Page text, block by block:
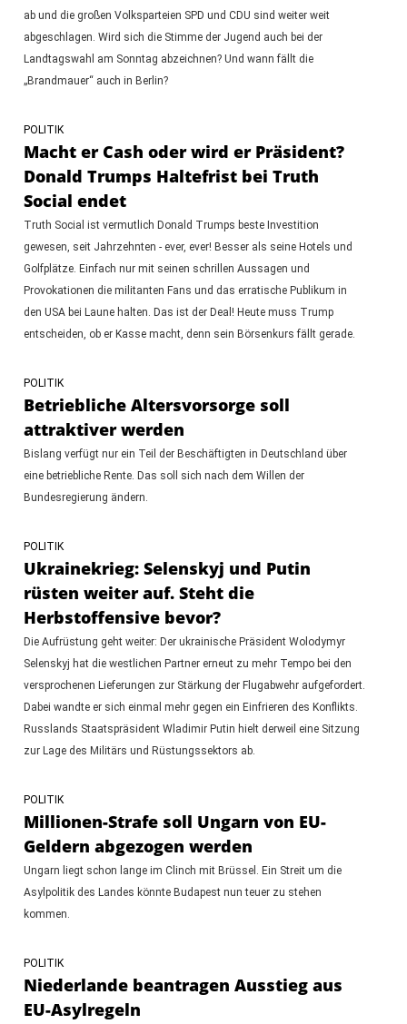
ab und die großen Volksparteien SPD und CDU sind weiter weit
abgeschlagen. Wird sich die Stimme der Jugend auch bei der
Landtagswahl am Sonntag abzeichnen? Und wann fällt die
„Brandmauer“ auch in Berlin?
POLITIK
Macht er Cash oder wird er Präsident?
Donald Trumps Haltefrist bei Truth
Social endet
Truth Social ist vermutlich Donald Trumps beste Investition
gewesen, seit Jahrzehnten - ever, ever! Besser als seine Hotels und
Golfplätze. Einfach nur mit seinen schrillen Aussagen und
Provokationen die militanten Fans und das erratische Publikum in
den USA bei Laune halten. Das ist der Deal! Heute muss Trump
entscheiden, ob er Kasse macht, denn sein Börsenkurs fällt gerade.
POLITIK
Betriebliche Altersvorsorge soll
attraktiver werden
Bislang verfügt nur ein Teil der Beschäftigten in Deutschland über
eine betriebliche Rente. Das soll sich nach dem Willen der
Bundesregierung ändern.
POLITIK
Ukrainekrieg: Selenskyj und Putin
rüsten weiter auf. Steht die
Herbstoffensive bevor?
Die Aufrüstung geht weiter: Der ukrainische Präsident Wolodymyr
Selenskyj hat die westlichen Partner erneut zu mehr Tempo bei den
versprochenen Lieferungen zur Stärkung der Flugabwehr aufgefordert.
Dabei wandte er sich einmal mehr gegen ein Einfrieren des Konflikts.
Russlands Staatspräsident Wladimir Putin hielt derweil eine Sitzung
zur Lage des Militärs und Rüstungssektors ab.
POLITIK
Millionen-Strafe soll Ungarn von EU-
Geldern abgezogen werden
Ungarn liegt schon lange im Clinch mit Brüssel. Ein Streit um die
Asylpolitik des Landes könnte Budapest nun teuer zu stehen
kommen.
POLITIK
Niederlande beantragen Ausstieg aus
EU-Asylregeln